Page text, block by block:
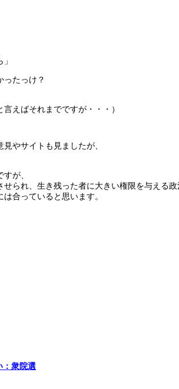
ったっけ？
えばそれまでですが・・・）
やサイトも見ましたが、
が、
られ、生き残った者に大きい権限を与える政
合っていると思います。
：衆院選